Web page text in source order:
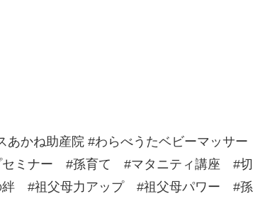
かね助産院 #わらべうたベビーマッサー
ミナー #孫育て #マタニティ講座 #切
#祖父母力アップ #祖父母パワー #孫